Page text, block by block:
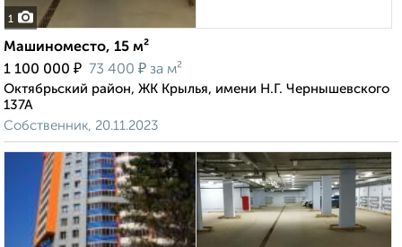
1
Машиноместо, 15 м²
1 100 000 ₽ 73 400 ₽ за м²
Октябрьский район, ЖК Крылья, имени Н.Г. Чернышевского
137А
Собственник, 20.11.2023